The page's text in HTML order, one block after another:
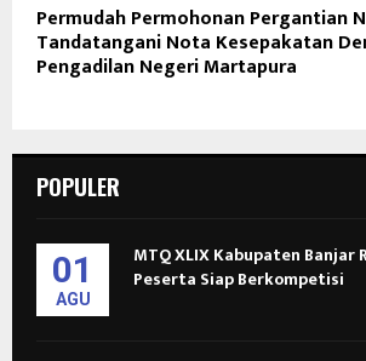
Permudah Permohonan Pergantian
Tandatangani Nota Kesepakatan
Pengadilan Negeri Martapura
POPULER
01
AGU
MTQ XLIX Kabupaten Banjar
Peserta Siap Berkompetisi